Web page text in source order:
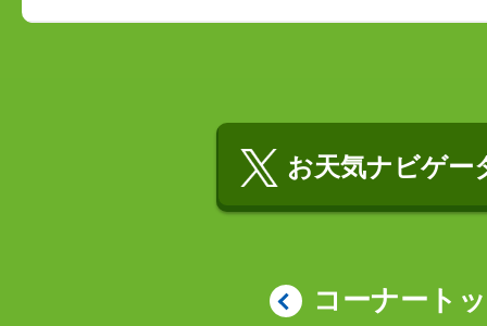
お天気ナビゲー
コーナート